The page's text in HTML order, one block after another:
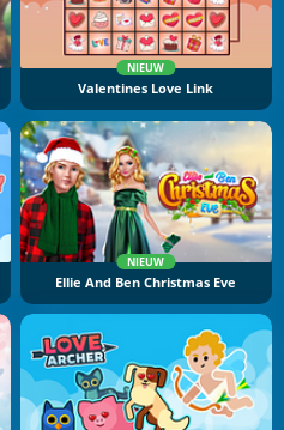
NIEUW
Valentines Love Link
NIEUW
Ellie And Ben Christmas Eve